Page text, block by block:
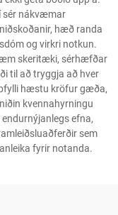
sér nákvæmar
hæð randa
og virkri notkun.
skeritæki, sérhæfðar
til að tryggja að hver
hæstu kröfur gæða,
kvennahyrningu
efna,
sem
fyrir notanda.